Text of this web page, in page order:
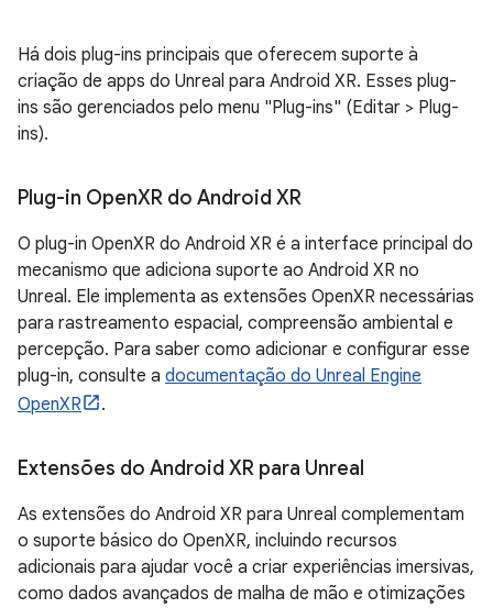
Há dois plug-ins principais que oferecem suporte à
criação de apps do Unreal para Android XR. Esses plug-
ins são gerenciados pelo menu "Plug-ins" (Editar > Plug-
ins).
Plug-in OpenXR do Android XR
O plug-in OpenXR do Android XR é a interface principal do
mecanismo que adiciona suporte ao Android XR no
Unreal. Ele implementa as extensões OpenXR necessárias
para rastreamento espacial, compreensão ambiental e
percepção. Para saber como adicionar e configurar esse
plug-in, consulte a documentação do Unreal Engine
OpenXR
.
Extensões do Android XR para Unreal
As extensões do Android XR para Unreal complementam
o suporte básico do OpenXR, incluindo recursos
adicionais para ajudar você a criar experiências imersivas,
como dados avançados de malha de mão e otimizações